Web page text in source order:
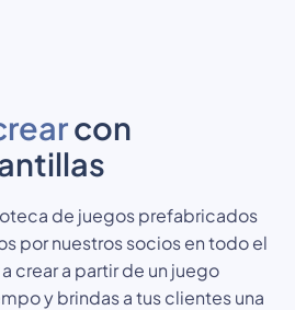
con
de juegos prefabricados
por nuestros socios en todo el
crear a partir de un juego
y brindas a tus clientes una